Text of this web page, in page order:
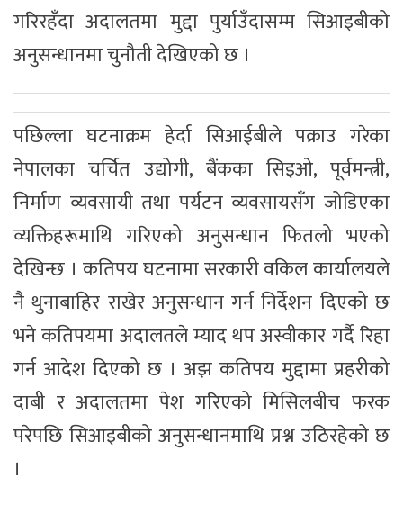
गरिरहँदा अदालतमा मुद्दा पुर्याउँदासम्म सिआइबीको
अनुसन्धानमा चुनौती देखिएको छ ।
पछिल्ला घटनाक्रम हेर्दा सिआईबीले पक्राउ गरेका
नेपालका चर्चित उद्योगी, बैंकका सिइओ, पूर्वमन्त्री,
निर्माण व्यवसायी तथा पर्यटन व्यवसायसँग जोडिएका
व्यक्तिहरूमाथि गरिएको अनुसन्धान फितलो भएको
देखिन्छ । कतिपय घटनामा सरकारी वकिल कार्यालयले
नै थुनाबाहिर राखेर अनुसन्धान गर्न निर्देशन दिएको छ
भने कतिपयमा अदालतले म्याद थप अस्वीकार गर्दै रिहा
गर्न आदेश दिएको छ । अझ कतिपय मुद्दामा प्रहरीको
दाबी र अदालतमा पेश गरिएको मिसिलबीच फरक
परेपछि सिआइबीको अनुसन्धानमाथि प्रश्न उठिरहेको छ
।